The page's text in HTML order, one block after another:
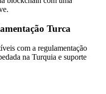
Turca
com a regulamentação
na Turquia e suporte